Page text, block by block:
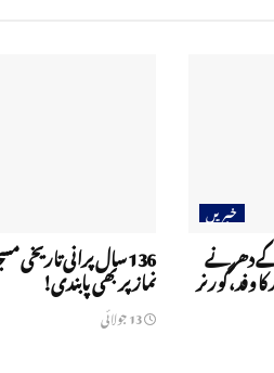
خبریں
کے دھرنے
وفد، گورنر
136 سال پرانی تاریخی
نماز پر بھی پابندی!
13 جولائی